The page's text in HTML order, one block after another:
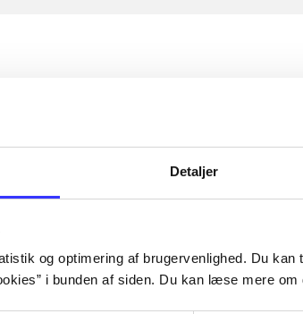
Detaljer
og optimering af brugervenlighed. Du
i bunden af siden. Du kan læse mere om